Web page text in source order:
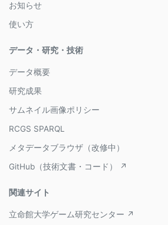
お知らせ
使い方
データ・研究・技術
データ概要
研究成果
サムネイル画像ポリシー
RCGS SPARQL
メタデータブラウザ（改修中）
GitHub（技術文書・コード） ↗
関連サイト
立命館大学ゲーム研究センター ↗